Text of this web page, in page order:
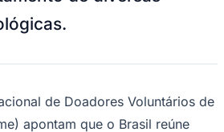
Foto:Divulgação
Laranja, dedicada à
a doação de
neste ano, a